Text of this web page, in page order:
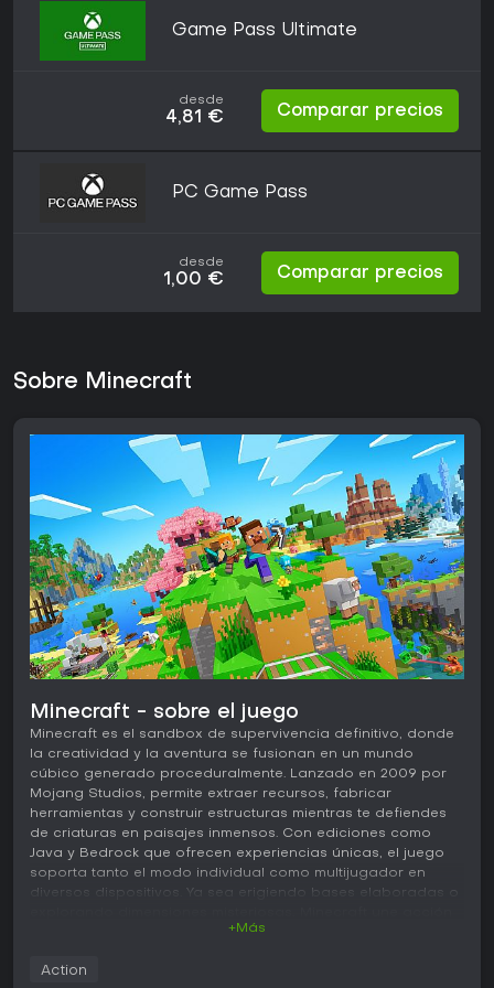
Game Pass Ultimate
desde
4,81 € Comparar precios
PC Game Pass
desde
1,00 € Comparar precios
Sobre Minecraft
Minecraft - sobre el juego
Minecraft es el sandbox de supervivencia definitivo, donde
la creatividad y la aventura se fusionan en un mundo
cúbico generado proceduralmente. Lanzado en 2009 por
Mojang Studios, permite extraer recursos, fabricar
herramientas y construir estructuras mientras te defiendes
de criaturas en paisajes inmensos. Con ediciones como
Java y Bedrock que ofrecen experiencias únicas, el juego
soporta tanto el modo individual como multijugador en
diversos dispositivos. Ya sea erigiendo bases elaboradas o
con infinitas opciones de construcción, convirtiéndose en
aventuras virtuales.
+Más
Action